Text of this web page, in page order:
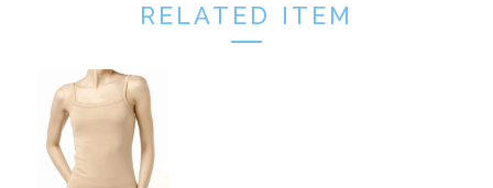
RELATED ITEM